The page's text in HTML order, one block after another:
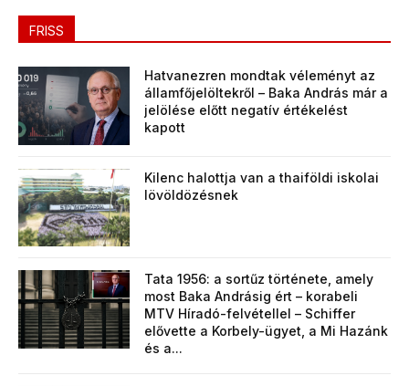
FRISS
Hatvanezren mondtak véleményt az
államfőjelöltekről – Baka András már a
jelölése előtt negatív értékelést
kapott
Kilenc halottja van a thaiföldi iskolai
lövöldözésnek
Tata 1956: a sortűz története, amely
most Baka Andrásig ért – korabeli
MTV Híradó-felvétellel – Schiffer
elővette a Korbely-ügyet, a Mi Hazánk
és a...